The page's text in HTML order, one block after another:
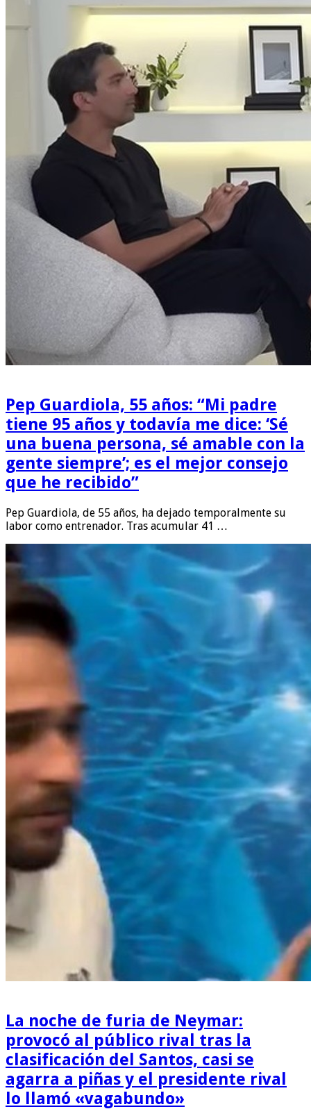
Pep Guardiola, 55 años: “Mi padre
tiene 95 años y todavía me dice: ‘Sé
una buena persona, sé amable con la
gente siempre’; es el mejor consejo
que he recibido”
Pep Guardiola, de 55 años, ha dejado temporalmente su
labor como entrenador. Tras acumular 41 …
La noche de furia de Neymar:
provocó al público rival tras la
clasificación del Santos, casi se
agarra a piñas y el presidente rival
lo llamó «vagabundo»